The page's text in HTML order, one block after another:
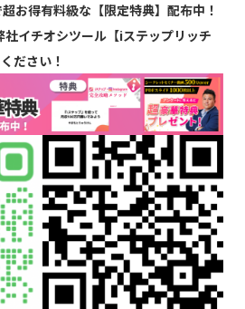
お得有料級な【限定特典】配布中！
社イチオシツール【iステップリッチ
ださい！